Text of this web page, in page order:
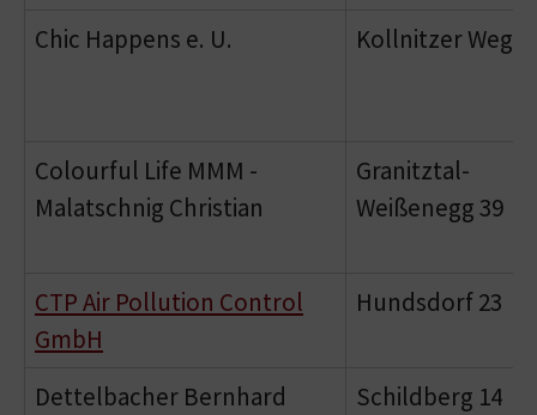
Chic Happens e. U. Kollnitzer Weg 2
Colourful Life MMM -
Malatschnig Christian
Granitztal-
Weißenegg 39
CTP Air Pollution Control
GmbH
Hundsdorf 23
Dettelbacher Bernhard Schildberg 14